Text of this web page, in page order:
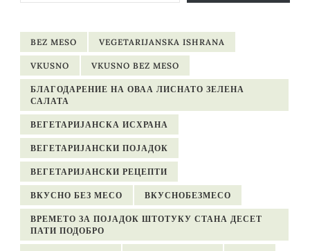
BEZ MESO VEGETARIJANSKA ISHRANA
VKUSNO VKUSNO BEZ MESO
БЛАГОДАРЕНИЕ НА ОВАА ЛИСНАТО ЗЕЛЕНА
САЛАТА
ВЕГЕТАРИЈАНСКА ИСХРАНА
ВЕГЕТАРИЈАНСКИ ПОЈАДОК
ВЕГЕТАРИЈАНСКИ РЕЦЕПТИ
ВКУСНО БЕЗ МЕСО ВКУСНОБЕЗМЕСО
ВРЕМЕТО ЗА ПОЈАДОК ШТОТУКУ СТАНА ДЕСЕТ
ПАТИ ПОДОБРО